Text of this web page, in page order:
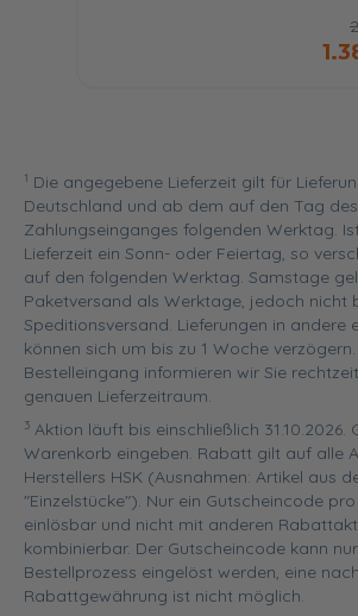
1 Die angegebene Lieferzeit gilt für
Deutschland und ab dem auf den Tag des
Zahlungseinganges folgenden Werktag.
Lieferzeit ein Sonn- oder Feiertag, so
auf den folgenden Werktag. Samstage
Paketversand als Werktage, jedoch nicht
Speditionsversand. Lieferungen in andere
können sich um bis zu 1 Woche
Bestelleingang informieren wir Sie
genauen Lieferzeitraum.
3 Aktion läuft bis einschließlich 31.10.2026.
Warenkorb eingeben. Rabatt gilt auf alle
Herstellers HSK (Ausnahmen: Artikel aus
"Einzelstücke"). Nur ein Gutscheincode
einlösbar und nicht mit anderen
kombinierbar. Der Gutscheincode kann
Bestellprozess eingelöst werden, eine
Rabattgewährung ist nicht möglich.